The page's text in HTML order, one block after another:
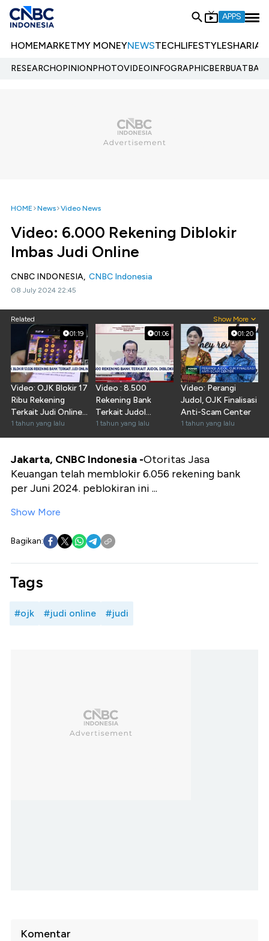
APPS
HOMEMARKETMY MONEYNEWSTECHLIFESTYLESHARIA
RESEARCHOPINIONPHOTOVIDEOINFOGRAPHIC
HOME News Video News
Video: 6.000 Rekening Diblokir
Imbas Judi Online
CNBC INDONESIA, CNBC Indonesia
08 July 2024 22:45
Related Show More
01:19
Video: OJK Blokir 17
Ribu Rekening
Terkait Judi Online,
Kamu Termasuk?
1 tahun yang lalu
01:06
Video : 8.500
Rekening Bank
Terkait Judol
Diblokir
1 tahun yang lalu
01:20
Video: Perangi
Judol, OJK Finalisasi
Anti-Scam Center
1 tahun yang lalu
Jakarta, CNBC Indonesia -Otoritas Jasa
Keuangan telah memblokir 6.056 rekening bank
per Juni 2024. peblokiran ini ...
Show More
Bagikan:
Tags
#ojk #judi online #judi
Komentar